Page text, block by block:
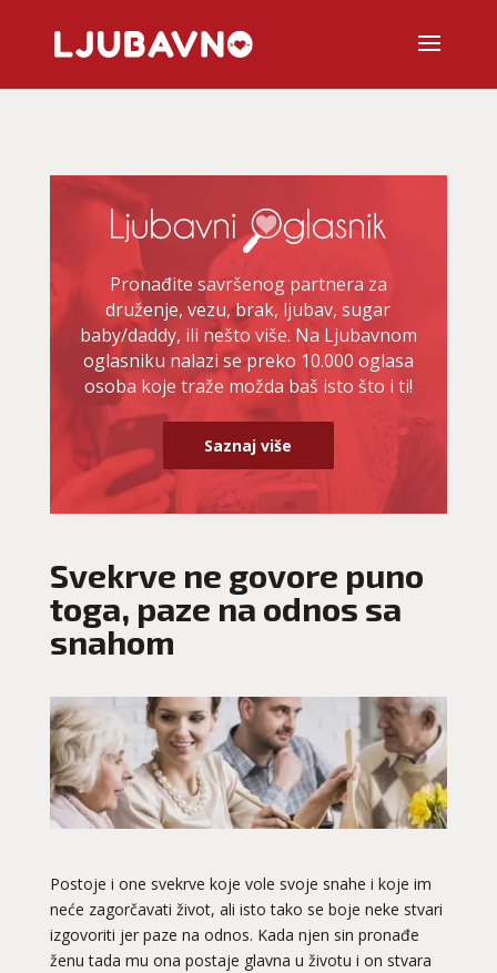
Pronađite savršenog partnera za
druženje, vezu, brak, ljubav, sugar
baby/daddy, ili nešto više. Na Ljubavnom
oglasniku nalazi se preko 10.000 oglasa
osoba koje traže možda baš isto što i ti!
Saznaj više
Svekrve ne govore puno
toga, paze na odnos sa
snahom
Postoje i one svekrve koje vole svoje snahe i koje im
neće zagorčavati život, ali isto tako se boje neke stvari
izgovoriti jer paze na odnos. Kada njen sin pronađe
ženu tada mu ona postaje glavna u životu i on stvara